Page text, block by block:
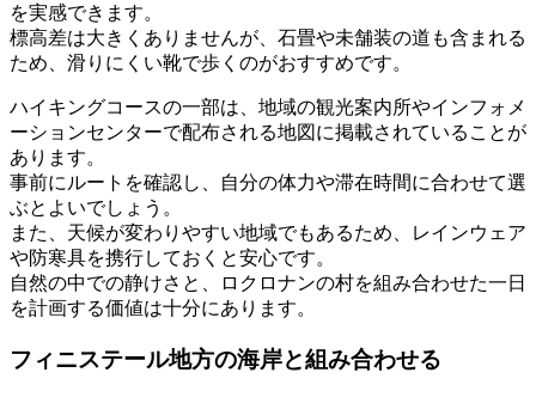
を実感できます。
標高差は大きくありませんが、石畳や未舗装の道も含まれる
ため、滑りにくい靴で歩くのがおすすめです。
ハイキングコースの一部は、地域の観光案内所やインフォメ
ーションセンターで配布される地図に掲載されていることが
あります。
事前にルートを確認し、自分の体力や滞在時間に合わせて選
ぶとよいでしょう。
また、天候が変わりやすい地域でもあるため、レインウェア
や防寒具を携行しておくと安心です。
自然の中での静けさと、ロクロナンの村を組み合わせた一日
を計画する価値は十分にあります。
フィニステール地方の海岸と組み合わせる